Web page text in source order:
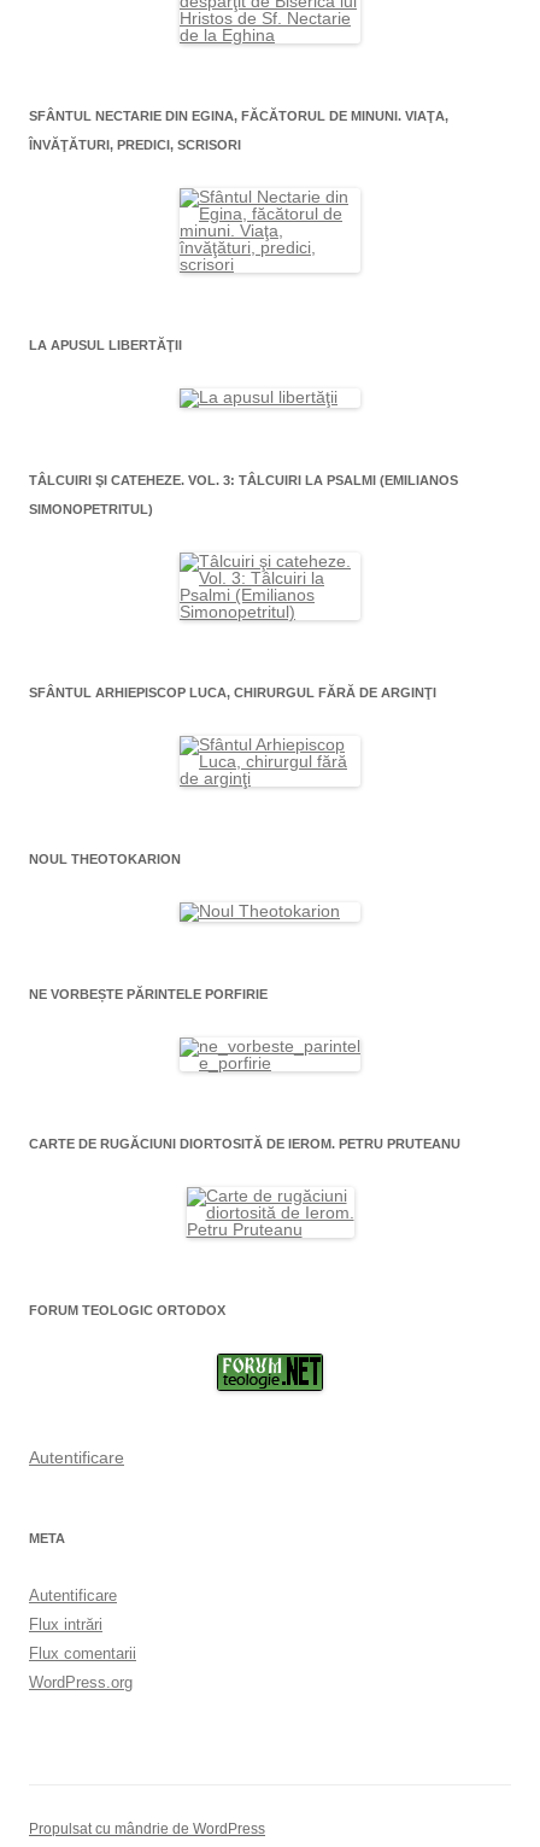
SFÂNTUL NECTARIE DIN EGINA, FĂCĂTORUL DE MINUNI. VIAŢA,
ÎNVĂŢĂTURI, PREDICI, SCRISORI
LA APUSUL LIBERTĂŢII
TÂLCUIRI ŞI CATEHEZE. VOL. 3: TÂLCUIRI LA PSALMI (EMILIANOS
SIMONOPETRITUL)
SFÂNTUL ARHIEPISCOP LUCA, CHIRURGUL FĂRĂ DE ARGINŢI
NOUL THEOTOKARION
NE VORBEȘTE PĂRINTELE PORFIRIE
CARTE DE RUGĂCIUNI DIORTOSITĂ DE IEROM. PETRU PRUTEANU
FORUM TEOLOGIC ORTODOX
Autentificare
META
Autentificare
Flux intrări
Flux comentarii
WordPress.org
Propulsat cu mândrie de WordPress